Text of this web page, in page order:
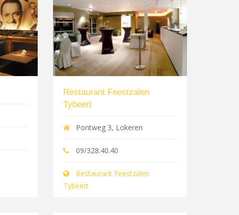
Restaurant Feestzalen
Tybeert
Pontweg 3, Lokeren
09/328.40.40
Restaurant Feestzalen
Tybeert